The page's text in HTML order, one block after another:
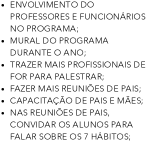
ENVOLVIMENTO DO
PROFESSORES E FUNCIONÁRIOS
NO PROGRAMA;
MURAL DO PROGRAMA
DURANTE O ANO;
TRAZER MAIS PROFISSIONAIS DE
FOR PARA PALESTRAR;
FAZER MAIS REUNIÕES DE PAIS;
CAPACITAÇÃO DE PAIS E MÃES;
NAS REUNIÕES DE PAIS,
CONVIDAR OS ALUNOS PARA
FALAR SOBRE OS 7 HÁBITOS;